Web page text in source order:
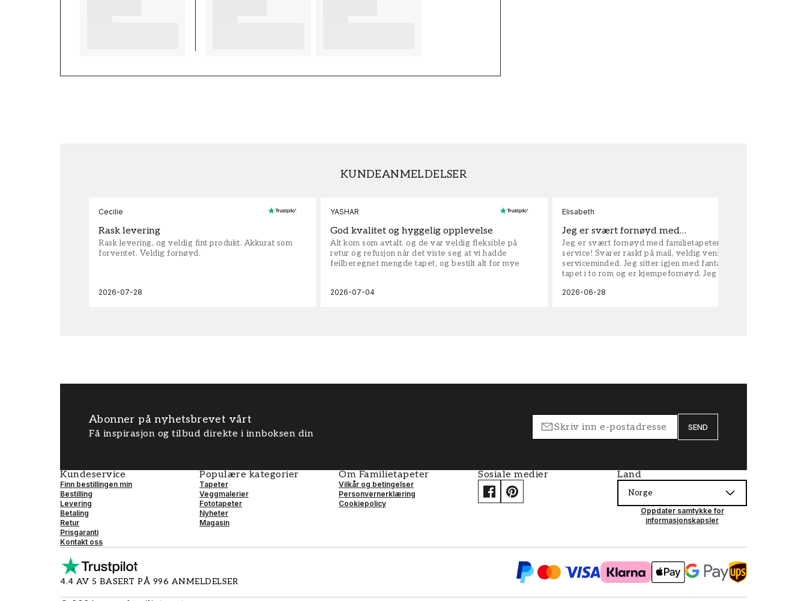
KUNDEANMELDELSER
Cecilie
Rask levering
Rask levering, og veldig fint produkt. Akkurat som
forventet. Veldig fornøyd.
2026-07-28
YASHAR
God kvalitet og hyggelig opplevelse
Alt kom som avtalt, og de var veldig fleksible på
retur og refusjon når det viste seg at vi hadde
feilberegnet mengde tapet, og bestilt alt for mye
2026-07-04
Elisabeth
Jeg er svært fornøyd med…
Jeg er svært fornøyd med familietapeter. Maken til
service! Svarer raskt på mail, veldig vennlige og
serviceminded. Jeg sitter igjen med fantastisk fin
tapet i to rom og er kjempefornøyd. Jeg anbefaler
2026-06-28
Abonner på nyhetsbrevet vårt
Få inspirasjon og tilbud direkte i innboksen din
SEND
Kundeservice
Finn bestillingen min
Bestilling
Levering
Betaling
Retur
Prisgaranti
Kontakt oss
Populære kategorier
Tapeter
Veggmalerier
Fototapeter
Nyheter
Magasin
Om Familietapeter
Vilkår og betingelser
Personvernerklæring
Cookiepolicy
Sosiale medier Land
Norge
Oppdater samtykke for
informasjonskapsler
4.4 AV 5 BASERT PÅ 996 ANMELDELSER